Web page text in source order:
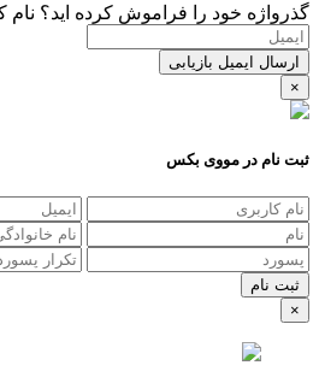
گذرواژه خود را فراموش کرده اید؟ نام
ارسال ایمیل بازیابی
×
ثبت نام در مووی بکس
×